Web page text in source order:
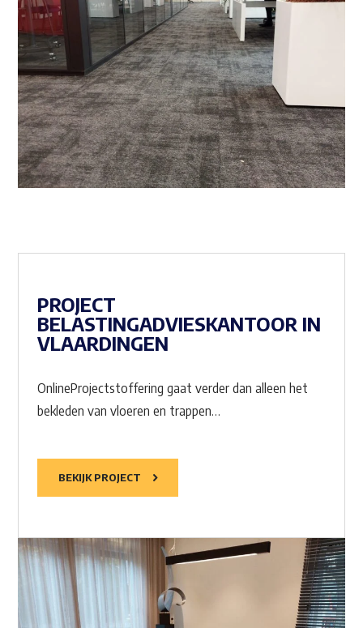
PROJECT
BELASTINGADVIESKANTOOR IN
VLAARDINGEN
OnlineProjectstoffering gaat verder dan alleen het
bekleden van vloeren en trappen…
BEKIJK PROJECT